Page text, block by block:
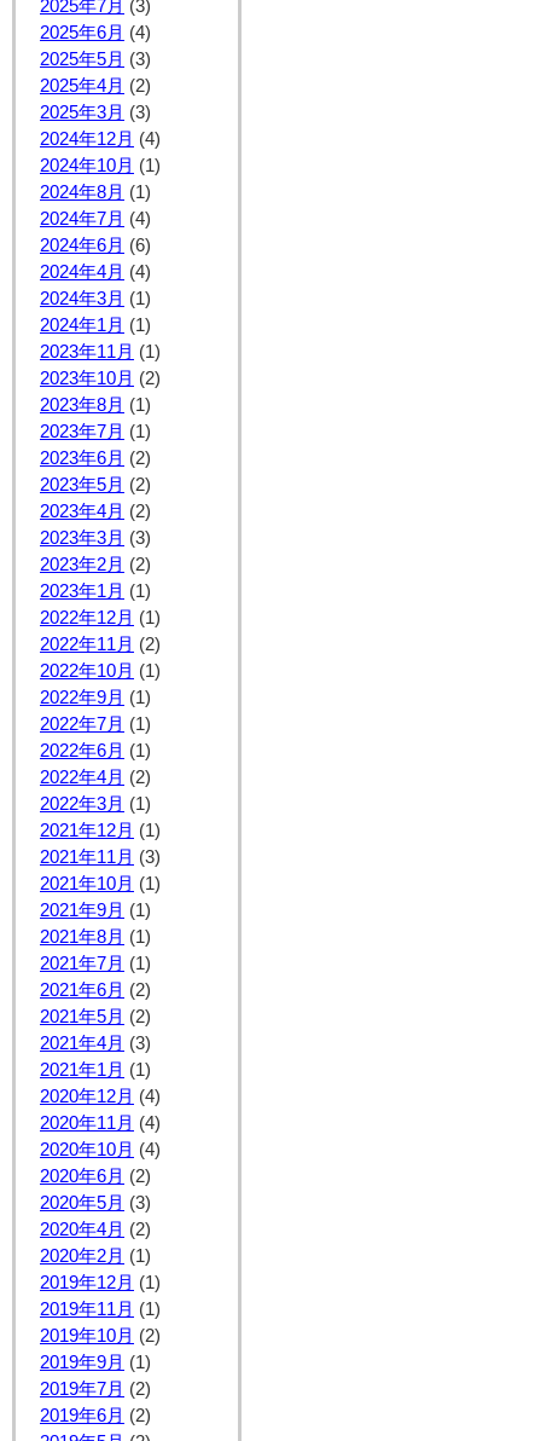
2025年7月 (3)
2025年6月 (4)
2025年5月 (3)
2025年4月 (2)
2025年3月 (3)
2024年12月 (4)
2024年10月 (1)
2024年8月 (1)
2024年7月 (4)
2024年6月 (6)
2024年4月 (4)
2024年3月 (1)
2024年1月 (1)
2023年11月 (1)
2023年10月 (2)
2023年8月 (1)
2023年7月 (1)
2023年6月 (2)
2023年5月 (2)
2023年4月 (2)
2023年3月 (3)
2023年2月 (2)
2023年1月 (1)
2022年12月 (1)
2022年11月 (2)
2022年10月 (1)
2022年9月 (1)
2022年7月 (1)
2022年6月 (1)
2022年4月 (2)
2022年3月 (1)
2021年12月 (1)
2021年11月 (3)
2021年10月 (1)
2021年9月 (1)
2021年8月 (1)
2021年7月 (1)
2021年6月 (2)
2021年5月 (2)
2021年4月 (3)
2021年1月 (1)
2020年12月 (4)
2020年11月 (4)
2020年10月 (4)
2020年6月 (2)
2020年5月 (3)
2020年4月 (2)
2020年2月 (1)
2019年12月 (1)
2019年11月 (1)
2019年10月 (2)
2019年9月 (1)
2019年7月 (2)
2019年6月 (2)